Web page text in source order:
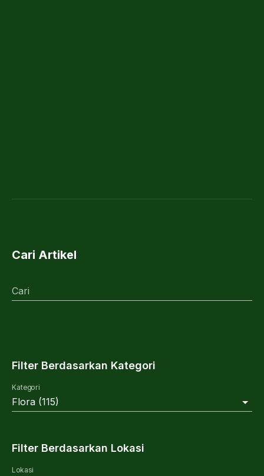
Cari Artikel
Cari
Filter Berdasarkan Kategori
Kategori
Flora (115)
Filter Berdasarkan Lokasi
Lokasi